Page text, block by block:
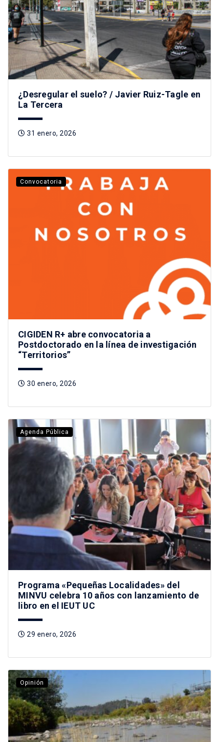
¿Desregular el suelo? / Javier Ruiz-Tagle en
La Tercera
31 enero, 2026
Convocatoria
CIGIDEN R+ abre convocatoria a
Postdoctorado en la línea de investigación
“Territorios”
30 enero, 2026
Agenda Pública
Programa «Pequeñas Localidades» del
MINVU celebra 10 años con lanzamiento de
libro en el IEUT UC
29 enero, 2026
Opinión